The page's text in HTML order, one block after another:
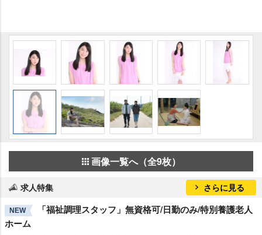
画像一覧へ（全9枚）
求人特集 さらに見る
NEW
「福祉調理スタッフ」無資格可/日勤のみ/特別養護老人
ホーム